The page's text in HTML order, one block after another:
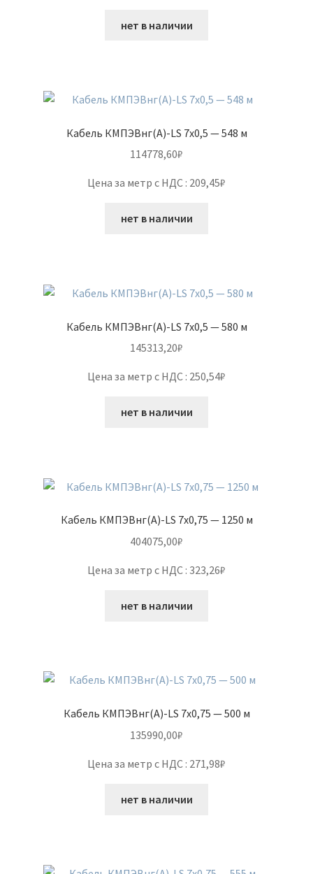
нет в наличии
Кабель КМПЭВнг(А)-LS 7х0,5 — 548 м
114778,60₽
Цена за метр с НДС : 209,45₽
нет в наличии
Кабель КМПЭВнг(А)-LS 7х0,5 — 580 м
145313,20₽
Цена за метр с НДС : 250,54₽
нет в наличии
Кабель КМПЭВнг(А)-LS 7х0,75 — 1250 м
404075,00₽
Цена за метр с НДС : 323,26₽
нет в наличии
Кабель КМПЭВнг(А)-LS 7х0,75 — 500 м
135990,00₽
Цена за метр с НДС : 271,98₽
нет в наличии